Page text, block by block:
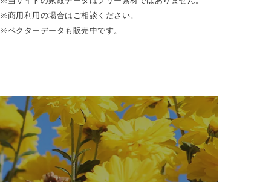
※商用利用の場合はご相談ください。
※ベクターデータも販売中です。